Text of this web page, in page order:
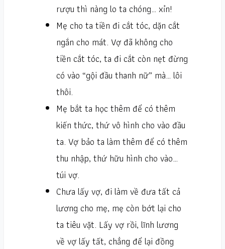
rượu thì nàng lo ta chóng… xỉn!
Mẹ cho ta tiền đi cắt tóc, dặn cắt
ngắn cho mát. Vợ đã không cho
tiền cắt tóc, ta đi cắt còn nẹt đừng
có vào “gội đầu thanh nữ” mà… lôi
thôi.
Mẹ bắt ta học thêm để có thêm
kiến thức, thứ vô hình cho vào đầu
ta. Vợ bảo ta làm thêm để có thêm
thu nhập, thứ hữu hình cho vào…
túi vợ.
Chưa lấy vợ, đi làm về đưa tất cả
lương cho mẹ, mẹ còn bớt lại cho
ta tiêu vặt. Lấy vợ rồi, lĩnh lương
về vợ lấy tất, chẳng để lại đồng